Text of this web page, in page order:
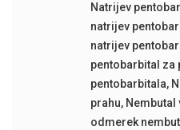
Natrijev
natrijev
natrijev
pentobarbital za
pentobarbitala,
prahu, Nembutal
odmerek